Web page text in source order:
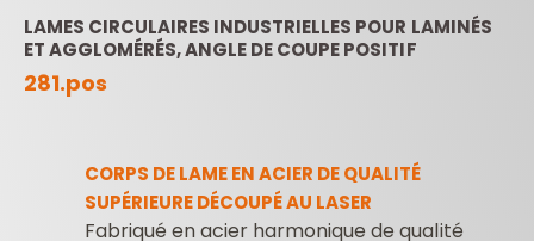
LAMES CIRCULAIRES INDUSTRIELLES POUR LAMINÉS
ET AGGLOMÉRÉS, ANGLE DE COUPE POSITIF
281.pos
CORPS DE LAME EN ACIER DE QUALITÉ
SUPÉRIEURE DÉCOUPÉ AU LASER
Fabriqué en acier harmonique de qualité